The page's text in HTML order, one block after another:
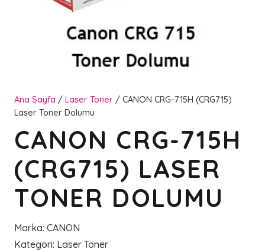
Ana Sayfa / Laser Toner / CANON CRG-715H (CRG715)
Laser Toner Dolumu
CANON CRG-715H
(CRG715) LASER
TONER DOLUMU
Marka: CANON
Kategori: Laser Toner